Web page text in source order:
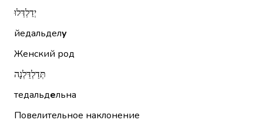
יְדַלְדְּלוּ
йедальделу
Женский род
תְּדַלְדֵּלְנָה
тедальдельна
Повелительное наклонение